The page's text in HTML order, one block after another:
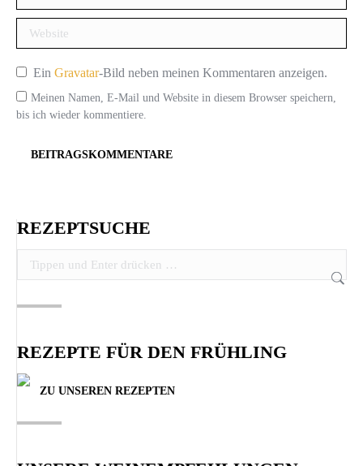
EinGravatar-Bild neben meinen Kommentaren anzeigen.
Meinen Namen, E-Mail und Website in diesem Browser speichern,
bis ich wieder kommentiere.
BEITRAGSKOMMENTARE
REZEPTSUCHE
REZEPTE FÜR DEN FRÜHLING
ZU UNSEREN REZEPTEN